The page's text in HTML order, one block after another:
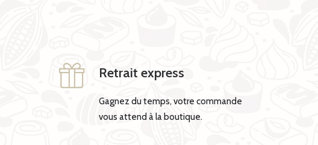
Retrait express
Gagnez du temps, votre commande
vous attend à la boutique.